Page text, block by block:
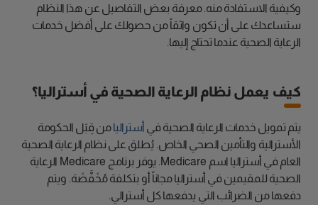
وكيفية الاستفادة منه. معرفة بعض التفاصيل عن هذا النظام
ستساعدك على أن تكون واثقاً من حصولك على أفضل خدمات
الرعاية الصحية عندما تحتاج إليها.
كيف يعمل نظام الرعاية الصحية في أستراليا؟
يتم تمويل خدمات الرعاية الصحية في أستراليامن قِبَل الحكومة
الأسترالية والتأمين الصحي الخاص. يُطلق على نظام الرعاية الصحية
العام في أستراليا اسم Medicare. يوفر برنامج Medicare الرعاية
الصحية للمقيمين في أستراليا مجاناً أو بتكلفة مُخَفَّضَة. ويتم
دفعها من الضرائب التي يدفعها كل أسترالي.